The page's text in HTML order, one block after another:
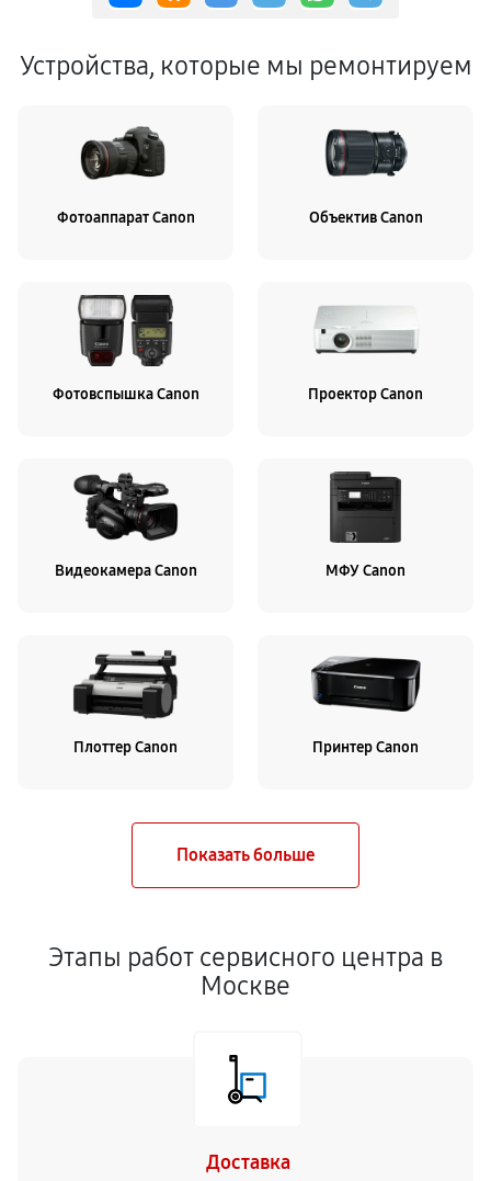
Устройства, которые мы ремонтируем
Фотоаппарат Canon Объектив Canon
Фотовспышка Canon Проектор Canon
Видеокамера Canon МФУ Canon
Плоттер Canon Принтер Canon
Этапы работ сервисного центра в
Москве
Доставка